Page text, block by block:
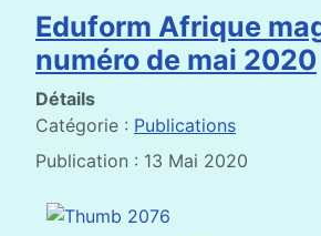
Eduform Afrique
numéro de mai 2020
Détails
Catégorie : Publications
Publication : 13 Mai 2020